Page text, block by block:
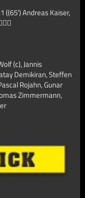
((65') Andreas Kaiser,
(c), Jannis
Demikiran, Steffen
Rojahn, Gunar
Zimmermann,